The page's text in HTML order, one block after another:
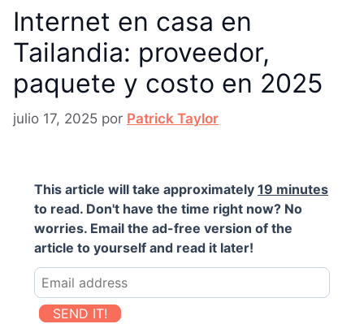
Internet en casa en
Tailandia: proveedor,
paquete y costo en 2025
julio 17, 2025 por Patrick Taylor
This article will take approximately 19 minutes
to read. Don't have the time right now? No
worries. Email the ad-free version of the
article to yourself and read it later!
SEND IT!